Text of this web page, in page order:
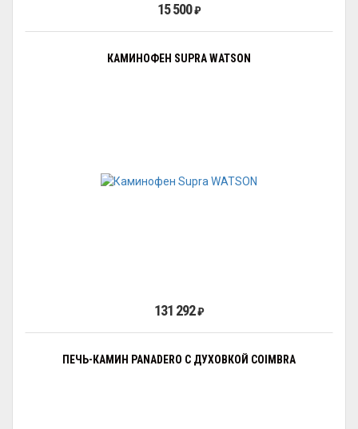
15 500₽
КАМИНОФЕН SUPRA WATSON
131 292₽
ПЕЧЬ-КАМИН PANADERO С ДУХОВКОЙ COIMBRA